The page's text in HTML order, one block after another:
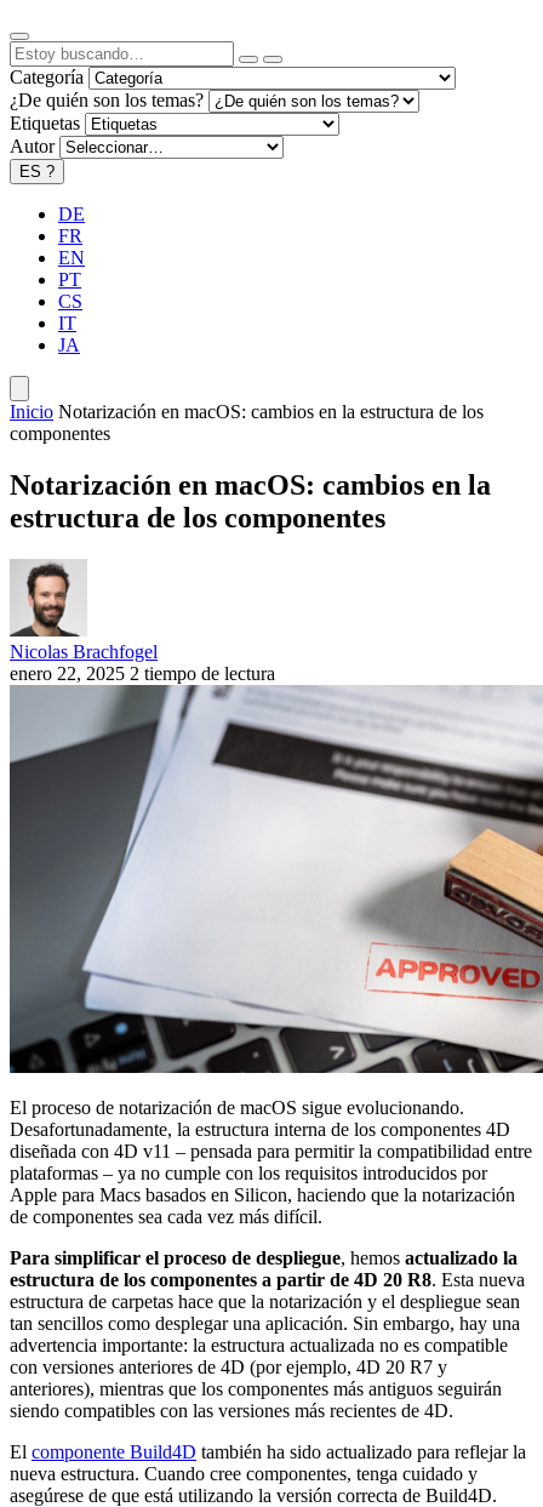
Categoría
¿De quién son los temas?
Etiquetas
Autor
ES ?
DE
FR
EN
PT
CS
IT
JA
Inicio Notarización en macOS: cambios en la estructura de los
componentes
Notarización en macOS: cambios en la
estructura de los componentes
Nicolas Brachfogel
enero 22, 2025 2 tiempo de lectura
El proceso de notarización de macOS sigue evolucionando.
Desafortunadamente, la estructura interna de los componentes 4D
diseñada con 4D v11 – pensada para permitir la compatibilidad entre
plataformas – ya no cumple con los requisitos introducidos por
Apple para Macs basados en Silicon, haciendo que la notarización
de componentes sea cada vez más difícil.
Para simplificar el proceso de despliegue, hemos actualizado la
estructura de los componentes a partir de 4D 20 R8. Esta nueva
estructura de carpetas hace que la notarización y el despliegue sean
tan sencillos como desplegar una aplicación. Sin embargo, hay una
advertencia importante: la estructura actualizada no es compatible
con versiones anteriores de 4D (por ejemplo, 4D 20 R7 y
anteriores), mientras que los componentes más antiguos seguirán
siendo compatibles con las versiones más recientes de 4D.
El componente Build4D también ha sido actualizado para reflejar la
nueva estructura. Cuando cree componentes, tenga cuidado y
asegúrese de que está utilizando la versión correcta de Build4D.